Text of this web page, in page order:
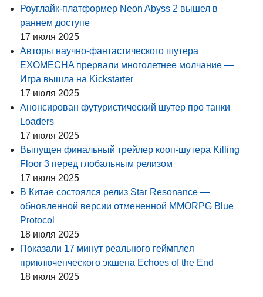
Роуглайк-платформер Neon Abyss 2 вышел в
раннем доступе
17 июля 2025
Авторы научно-фантастического шутера
EXOMECHA прервали многолетнее молчание —
Игра вышла на Kickstarter
17 июля 2025
Анонсирован футуристический шутер про танки
Loaders
17 июля 2025
Выпущен финальный трейлер кооп-шутера Killing
Floor 3 перед глобальным релизом
17 июля 2025
В Китае состоялся релиз Star Resonance —
обновленной версии отмененной MMORPG Blue
Protocol
18 июля 2025
Показали 17 минут реального геймплея
приключенческого экшена Echoes of the End
18 июля 2025